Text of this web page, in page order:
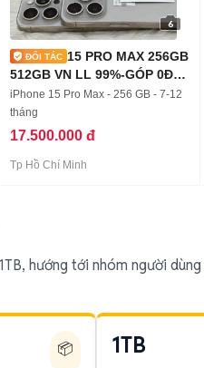
6
15 PRO MAX 256GB
512GB VN LL 99%-GÓP 0Đ-
THU MUA
iPhone 15 Pro Max - 256 GB - 7-12
tháng
17.500.000 đ
Tp Hồ Chí Minh
hướng tới nhóm người
📦 1TB